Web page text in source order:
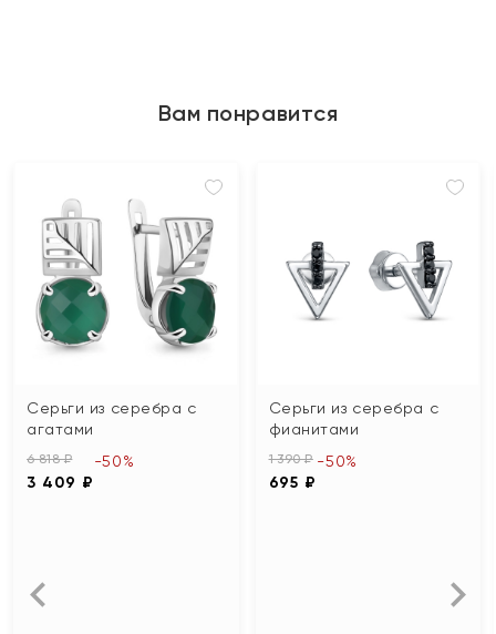
Вам понравится
Серьги из серебра с
агатами
6 818 ₽
3 409 ₽
-50%
Серьги из серебра с
фианитами
1 390 ₽
695 ₽
-50%